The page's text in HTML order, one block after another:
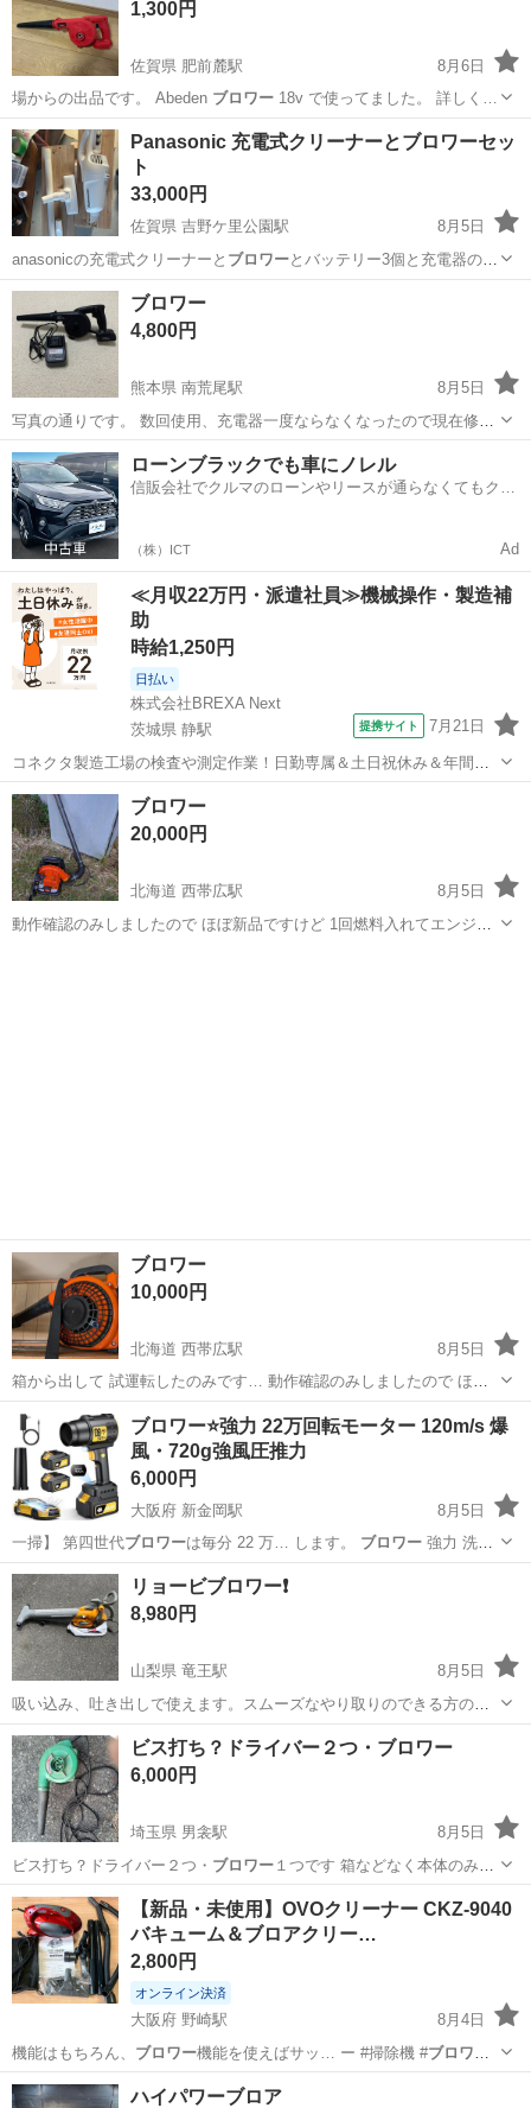
1,300円
佐賀県 肥前麓駅
8月6日
場からの出品です。 Abeden ブロワー 18v で使ってました。 詳しく…
佐賀 鳥栖市 肥前麓駅 メンテナンス用品
Panasonic 充電式クリーナーとブロワーセッ
ト
33,000円
佐賀県 吉野ケ里公園駅
8月5日
anasonicの充電式クリーナーと ブロワーとバッテリー3個と充電器のセ
ットです…
佐賀 神埼郡
クリーナー
ブロワー
4,800円
熊本県 南荒尾駅
8月5日
写真の通りです。 数回使用、充電器一度ならなくなったので現在修理
済み。 ご理解の上お願いします。
熊本 荒尾市 南荒尾駅 家電 ブロワー
ローンブラックでも車にノレル
信販会社でクルマのローンやリースが通らなくてもクル
（株）ICT Ad
≪月収22万円・派遣社員≫機械操作・製造補
助
時給1,250円
日払い
株式会社BREXA Next
茨城県 静駅
提携サイト 7月21日
コネクタ製造工場の検査や測定作業！日勤専属＆土日祝休み＆年間休
日128日★クリーンルーム内作業★マイカー通勤OK＆無料駐車場あり
★就業先食堂利用可！日払い制度あり！《茨城県常陸大宮市》 人気の
工場のお仕事 ◇コネクタ製造工...
茨城 常陸大宮市
ブロワー
20,000円
北海道 西帯広駅
8月5日
動作確認のみしましたので ほぼ新品ですけど 1回燃料入れてエンジン
ブロワー
10,000円
北海道 西帯広駅
8月5日
箱から出して 試運転したのみです… 動作確認のみしましたので ほぼ
新品ですけど 1回燃料入れてエンジンかけたので 中古品と思って下さ
い 傷なし 燃料……………混合 箱と説明書あります 夏も冬も使えるの
で便利です
北海道 釧路市 西帯広駅 その他 ブロワー
ブロワー⭐️強力 22万回転モーター 120m/s 爆
風・720g強風圧推力
6,000円
大阪府 新金岡駅
8月5日
一掃】 第四世代ブロワーは毎分 22 万… します。 ブロワー強力 洗車
用 … 700ブロワー⭐️強力 22万…
大阪 堺市 新金岡駅 メンテナンス用品
リョービブロワー❗️
8,980円
山梨県 竜王駅
8月5日
吸い込み、吐き出しで使えます。スムーズなやり取りのできる方の
み。評価の無い、悪い、神経質な方はご遠慮下さい。ノークレーム、
ノーリターン、ノーキャンセルでお願いします。
山梨 甲斐市 竜王駅 その他
ビス打ち？ドライバー２つ・ブロワー
6,000円
埼玉県 男衾駅
8月5日
ビス打ち？ドライバー２つ・ ブロワー１つです 箱などなく本体のみ、
車の…
埼玉 大里郡 男衾駅 その他 ビス打ち
​【新品・未使用】OVOクリーナー CKZ-9040
バキューム＆ブロアクリー…
2,800円
オンライン決済
大阪府 野崎駅
8月4日
機能はもちろん、 ブロワー機能を使えばサッ… ー #掃除機 #ブロワー
#多機能家電 …
大阪 大東市 野崎駅 生活家電
ハイパワーブロア